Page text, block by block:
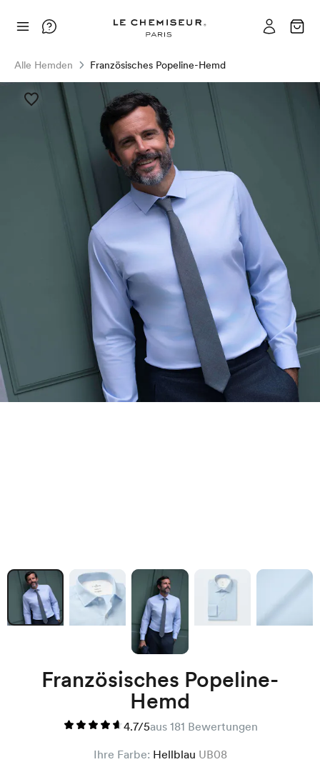
Alle Hemden Französisches Popeline-Hemd
Französisches Popeline-
Hemd
4.7/5aus 181 Bewertungen
Ihre Farbe: Hellblau UB08